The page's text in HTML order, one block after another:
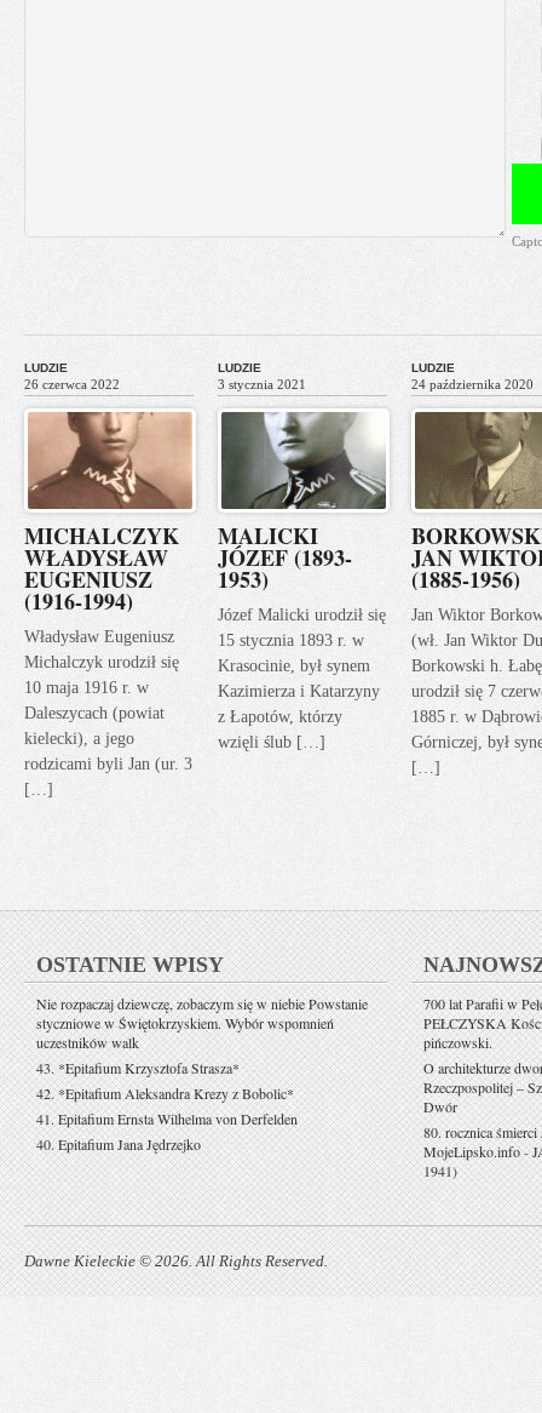
LUDZIE
26 czerwca 2022
MICHALCZYK
WŁADYSŁAW
EUGENIUSZ
(1916-1994)
Władysław Eugeniusz
Michalczyk urodził się
10 maja 1916 r. w
Daleszycach (powiat
kielecki), a jego
rodzicami byli Jan (ur. 3
[…]
LUDZIE
3 stycznia 2021
MALICKI
JÓZEF (1893-
1953)
Józef Malicki urodził się
15 stycznia 1893 r. w
Krasocinie, był synem
Kazimierza i Katarzyny
z Łapotów, którzy
wzięli ślub […]
LUDZIE
24 października 2020
JAN
(1885-1956)
Jan Wiktor
(wł. Jan Wiktor
Borkowski h.
urodził się 7
1885 r. w
Górniczej, był
[…]
OSTATNIE WPISY
Nie rozpaczaj dziewczę, zobaczym się w niebie Powstanie
styczniowe w Świętokrzyskiem. Wybór wspomnień
uczestników walk
43. *Epitafium Krzysztofa Strasza*
42. *Epitafium Aleksandra Krezy z Bobolic*
41. Epitafium Ernsta Wilhelma von Derfelden
40. Epitafium Jana Jędrzejko
700 lat Parafii w
PEŁCZYSKA
pińczowski.
O architekturze
Rzeczpospolitej –
Dwór
80. rocznica
MojeLipsko.info-
1941)
Dawne Kieleckie © 2026. All Rights Reserved.